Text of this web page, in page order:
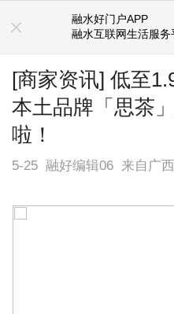
融水好门户APP
融水互联网生活服务
[商家资讯] 低至
本土品牌「思茶
啦！
5-25 融好编辑06 来自广西